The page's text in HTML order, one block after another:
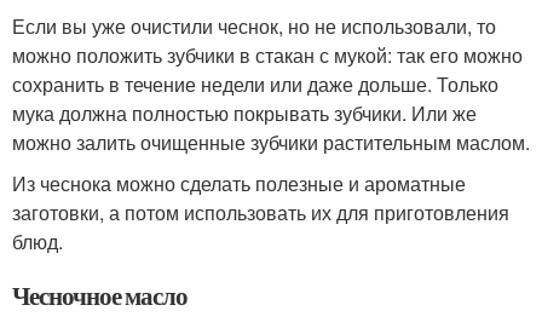
Если вы уже очистили чеснок, но не использовали, то
можно положить зубчики в стакан с мукой: так его можно
сохранить в течение недели или даже дольше. Только
мука должна полностью покрывать зубчики. Или же
можно залить очищенные зубчики растительным маслом.
Из чеснока можно сделать полезные и ароматные
заготовки, а потом использовать их для приготовления
блюд.
Чесночное масло